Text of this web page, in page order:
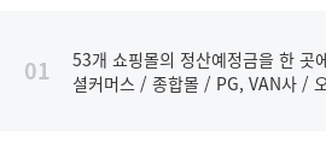
01
53개 쇼핑몰의 정산예정금을 한 곳
셜커머스 / 종합몰 / PG, VAN사 /